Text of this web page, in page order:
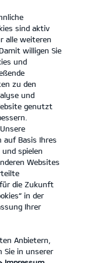
KONTAKT
in
sind aktiv
alle weiteren
willigen Sie
und
zu den
und
genutzt
auf Basis Ihres
spielen
Websites
die Zukunft
in der
Ihrer
Anbietern,
Sie in unserer